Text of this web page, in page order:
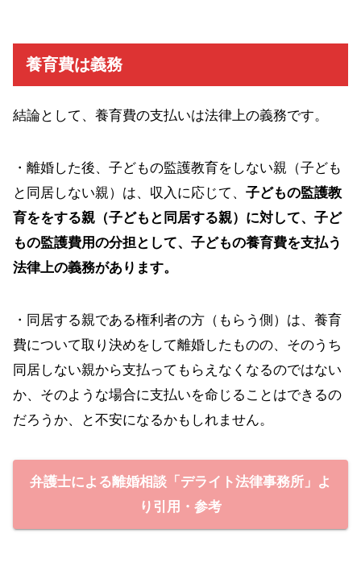
養育費は義務
結論として、養育費の支払いは法律上の義務です。
・離婚した後、子どもの監護教育をしない親（子ども
と同居しない親）は、収入に応じて、 子どもの監護教
育ををする親（子どもと同居する親）に対して、子ど
もの監護費用の分担として、子どもの養育費を支払う
法律上の義務があります。
・同居する親である権利者の方（もらう側）は、養育
費について取り決めをして離婚したものの、そのうち
同居しない親から支払ってもらえなくなるのではない
か、そのような場合に支払いを命じることはできるの
だろうか、と不安になるかもしれません。
弁護士による離婚相談「デライト法律事務所」よ
り引用・参考